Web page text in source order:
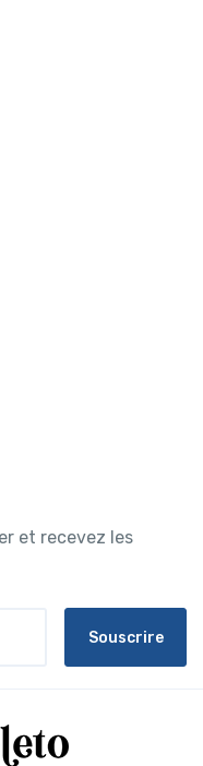
et recevez les
Souscrire